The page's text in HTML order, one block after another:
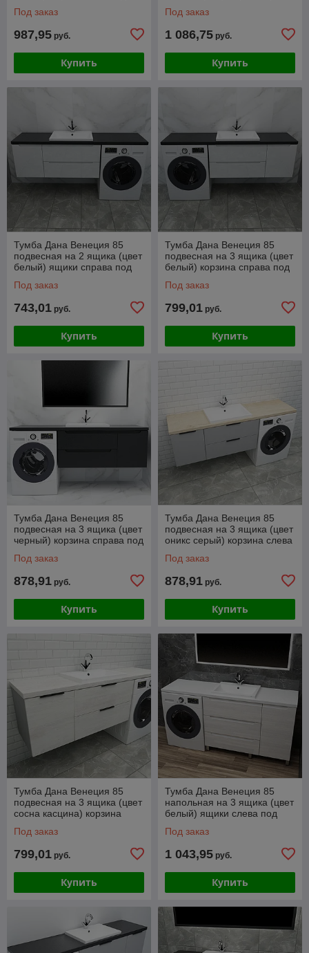
стиральной машиной
Под заказ
987,95 руб.
Купить
стиральной
Под заказ
1 086,75 руб.
Купить
Тумба Дана Венеция 85
подвесная на 2 ящика (цвет
белый) ящики справа под
стиральной
Под заказ
743,01 руб.
Купить
Тумба Дана Венеция 85
подвесная на 3 ящика (цвет
белый) корзина справа под
стиральной
Под заказ
799,01 руб.
Купить
Тумба Дана Венеция 85
подвесная на 3 ящика (цвет
черный) корзина справа под
стиральной
Под заказ
878,91 руб.
Купить
Тумба Дана Венеция 85
подвесная на 3 ящика (цвет
оникс серый) корзина слева
стиральной
Под заказ
878,91 руб.
Купить
Тумба Дана Венеция 85
подвесная на 3 ящика (цвет
сосна касцина) корзина
над
Под заказ
799,01 руб.
Купить
Тумба Дана Венеция 85
напольная на 3 ящика (цвет
белый) ящики слева под
стиральной машиной
Под заказ
1 043,95 руб.
Купить